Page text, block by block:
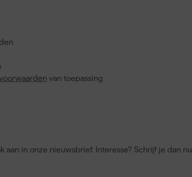
van toepassing
in onze nieuwsbrief. Interesse? Schrijf je dan